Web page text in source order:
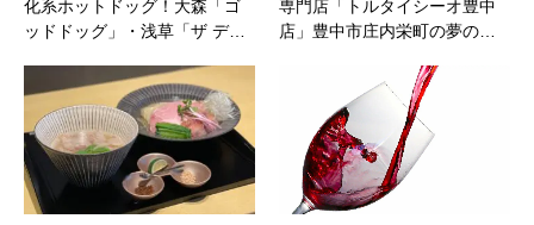
化系ホットドッグ！大森「ゴ
ッドドッグ」・浅草「ザ デ…
専門店「トルタイシーオ豊中
店」豊中市庄内栄町の夢の…